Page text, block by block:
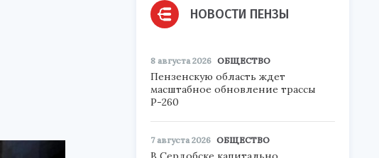
НОВОСТИ ПЕНЗЫ
8 августа 2026 ОБЩЕСТВО
Пензенскую область ждет
масштабное обновление трассы
Р-260
7 августа 2026 ОБЩЕСТВО